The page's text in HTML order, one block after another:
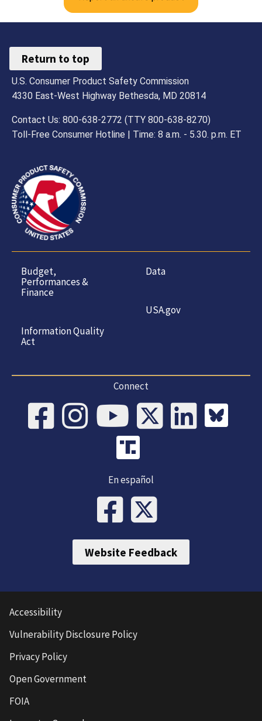
Return to top
U.S. Consumer Product Safety Commission
4330 East-West Highway Bethesda, MD 20814
Contact Us: 800-638-2772 (TTY 800-638-8270)
Toll-Free Consumer Hotline | Time: 8 a.m. - 5.30. p.m. ET
Budget,
Performances &
Finance
Information Quality
Act
Data
USA.gov
Connect
En español
Website Feedback
Accessibility
Vulnerability Disclosure Policy
Privacy Policy
Open Government
FOIA